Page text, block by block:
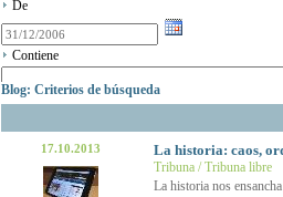
De
Contiene
Blog: Criterios de búsqueda
17.10.2013 La historia: caos,
Tribuna / Tribuna libre
La historia nos